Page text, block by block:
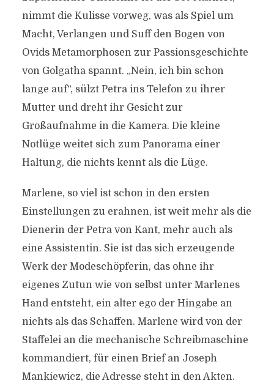
nimmt die Kulisse vorweg, was als Spiel um
Macht, Verlangen und Suff den Bogen von
Ovids Metamorphosen zur Passionsgeschichte
von Golgatha spannt. „Nein, ich bin schon
lange auf“, sülzt Petra ins Telefon zu ihrer
Mutter und dreht ihr Gesicht zur
Großaufnahme in die Kamera. Die kleine
Notlüge weitet sich zum Panorama einer
Haltung, die nichts kennt als die Lüge.
Marlene, so viel ist schon in den ersten
Einstellungen zu erahnen, ist weit mehr als die
Dienerin der Petra von Kant, mehr auch als
eine Assistentin. Sie ist das sich erzeugende
Werk der Modeschöpferin, das ohne ihr
eigenes Zutun wie von selbst unter Marlenes
Hand entsteht, ein alter ego der Hingabe an
nichts als das Schaffen. Marlene wird von der
Staffelei an die mechanische Schreibmaschine
kommandiert, für einen Brief an Joseph
Mankiewicz, die Adresse steht in den Akten.